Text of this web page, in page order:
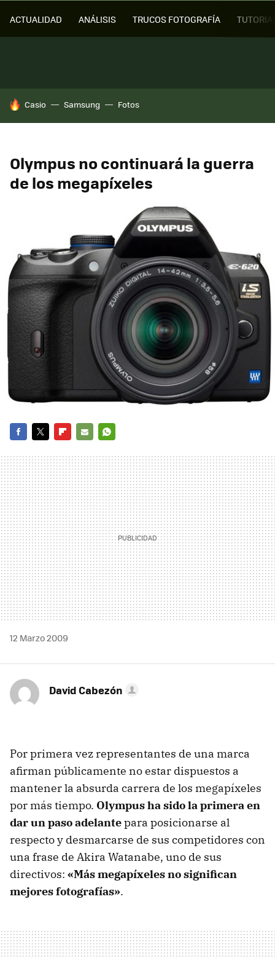
ACTUALIDAD ANÁLISIS TRUCOS FOTOGRAFÍA
HOY SE HABLA DE
Casio Samsung Fotos
Olympus no continuará la guerra
de los megapíxeles
MAIL
12 Marzo 2009
David Cabezón
Por primera vez representantes de una marca
afirman públicamente no estar dispuestos a
mantener la absurda carrera de los megapíxeles
por más tiempo. Olympus ha sido la primera en
dar un paso adelantepara posicionarse al
respecto y desmarcarse de sus competidores con
una frase de Akira Watanabe, uno de sus
directivos: «Más megapíxeles no significan
mejores fotografías».